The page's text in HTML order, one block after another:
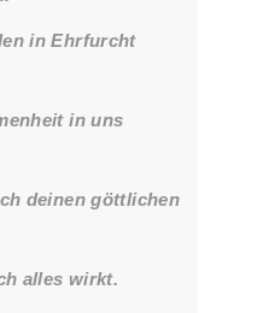
in Ehrfurcht
in uns
deinen göttlichen
alles wirkt.